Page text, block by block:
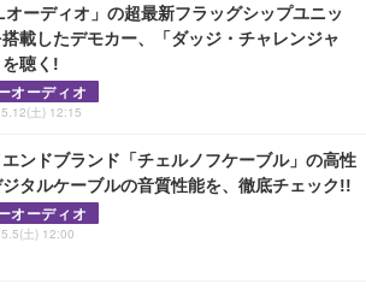
オーディオ」の超最新フラッグシップユニッ
搭載したデモカー、「ダッジ・チャレンジャ
聴く!
オーディオ
土) 12:15
ンドブランド「チェルノフケーブル」の高性
タルケーブルの音質性能を、徹底チェック!!
オーディオ
土) 12:00